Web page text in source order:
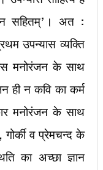
सहितम्’। अत :
उपन्यास व्यक्ति
मनोरंजन के साथ
ही न कवि का कर्म
मनोरंजन के साथ
गोर्की व प्रेमचन्द के
का अच्छा ज्ञान